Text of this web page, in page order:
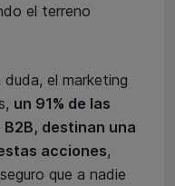
el terreno
el marketing
un 91% de las
B2B, destinan una
acciones,
que a nadie